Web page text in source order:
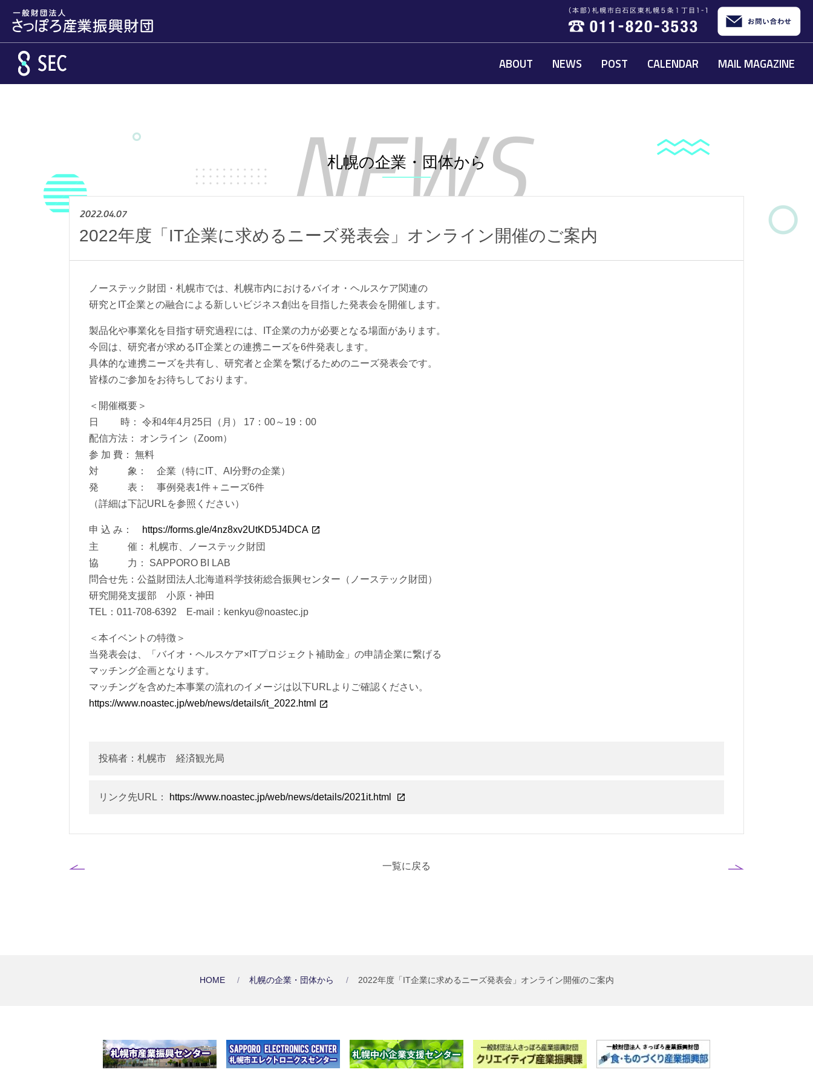
ABOUT NEWS POST CALENDAR MAIL MAGAZINE
札幌の企業・団体から
2022.04.07
2022年度「IT企業に求めるニーズ発表会」オンライン開催のご案内
ノーステック財団・札幌市では、札幌市内におけるバイオ・ヘルスケア関連の
研究とIT企業との融合による新しいビジネス創出を目指した発表会を開催します。
製品化や事業化を目指す研究過程には、IT企業の力が必要となる場面があります。
今回は、研究者が求めるIT企業との連携ニーズを6件発表します。
具体的な連携ニーズを共有し、研究者と企業を繋げるためのニーズ発表会です。
皆様のご参加をお待ちしております。
＜開催概要＞
日 時： 令和4年4月25日（月） 17：00～19：00
配信方法： オンライン（Zoom）
参 加 費： 無料
対 象： 企業（特にIT、AI分野の企業）
発 表： 事例発表1件＋ニーズ6件
（詳細は下記URLを参照ください）
申 込 み：
https://forms.gle/4nz8xv2UtKD5J4DCA
主 催： 札幌市、ノーステック財団
協 力： SAPPORO BI LAB
問合せ先：公益財団法人北海道科学技術総合振興センター（ノーステック財団）
研究開発支援部 小原・神田
TEL：011-708-6392 E-mail：kenkyu@noastec.jp
＜本イベントの特徴＞
当発表会は、「バイオ・ヘルスケア×ITプロジェクト補助金」の申請企業に繋げる
マッチング企画となります。
マッチングを含めた本事業の流れのイメージは以下URLよりご確認ください。
https://www.noastec.jp/web/news/details/it_2022.html
投稿者：札幌市 経済観光局
リンク先URL： https://www.noastec.jp/web/news/details/2021it.html
一覧に戻る
HOME 札幌の企業・団体から 2022年度「IT企業に求めるニーズ発表会」オンライン開催のご案内